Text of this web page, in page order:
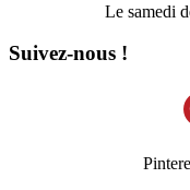
Le samedi
Suivez-nous !